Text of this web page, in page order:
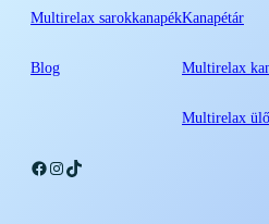
Multirelax sarokkanapék
Blog
Kanapétár
Multirelax
Multirelax
Facebook
Instagram
TikTok